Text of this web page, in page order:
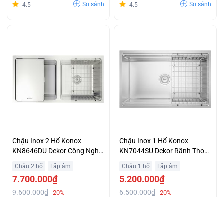
4.5 So sánh 4.5 So sánh
Chậu Inox 2 Hố Konox
KN8646DU Dekor Công Nghệ
Mờ Tinh Xảo Trả Góp 0%
Chậu 2 hố Lắp âm
7.700.000₫
9.600.000₫ -20%
Chậu Inox 1 Hố Konox
KN7044SU Dekor Rãnh Thoát
Không Lãi Suất
Chậu 1 hố Lắp âm
5.200.000₫
6.500.000₫ -20%